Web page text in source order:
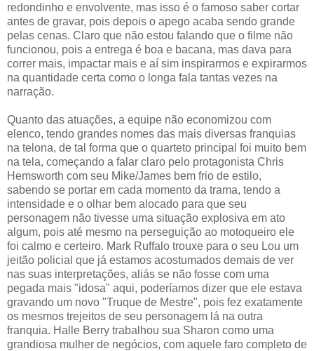
redondinho e envolvente, mas isso é o famoso saber cortar
antes de gravar, pois depois o apego acaba sendo grande
pelas cenas. Claro que não estou falando que o filme não
funcionou, pois a entrega é boa e bacana, mas dava para
correr mais, impactar mais e aí sim inspirarmos e expirarmos
na quantidade certa como o longa fala tantas vezes na
narração.
Quanto das atuações, a equipe não economizou com
elenco, tendo grandes nomes das mais diversas franquias
na telona, de tal forma que o quarteto principal foi muito bem
na tela, começando a falar claro pelo protagonista Chris
Hemsworth com seu Mike/James bem frio de estilo,
sabendo se portar em cada momento da trama, tendo a
intensidade e o olhar bem alocado para que seu
personagem não tivesse uma situação explosiva em ato
algum, pois até mesmo na perseguição ao motoqueiro ele
foi calmo e certeiro. Mark Ruffalo trouxe para o seu Lou um
jeitão policial que já estamos acostumados demais de ver
nas suas interpretações, aliás se não fosse com uma
pegada mais "idosa" aqui, poderíamos dizer que ele estava
gravando um novo "Truque de Mestre", pois fez exatamente
os mesmos trejeitos de seu personagem lá na outra
franquia. Halle Berry trabalhou sua Sharon como uma
grandiosa mulher de negócios, com aquele faro completo de